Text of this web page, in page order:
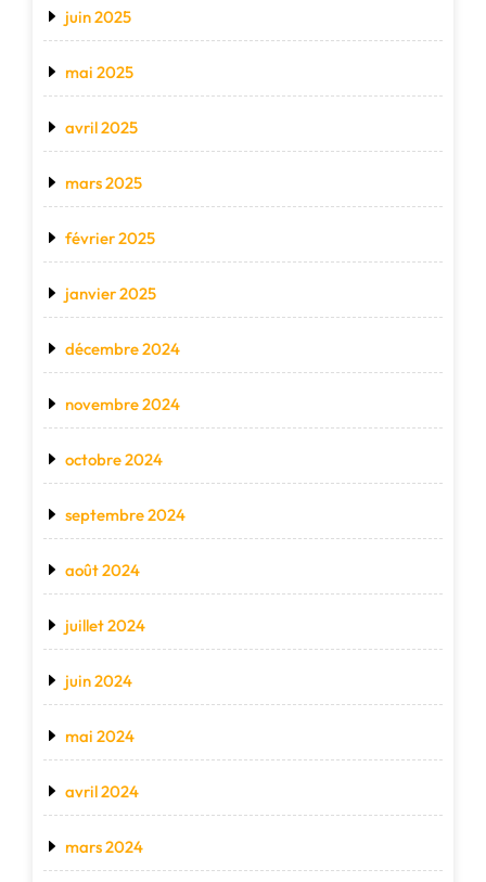
juin 2025
mai 2025
avril 2025
mars 2025
février 2025
janvier 2025
décembre 2024
novembre 2024
octobre 2024
septembre 2024
août 2024
juillet 2024
juin 2024
mai 2024
avril 2024
mars 2024